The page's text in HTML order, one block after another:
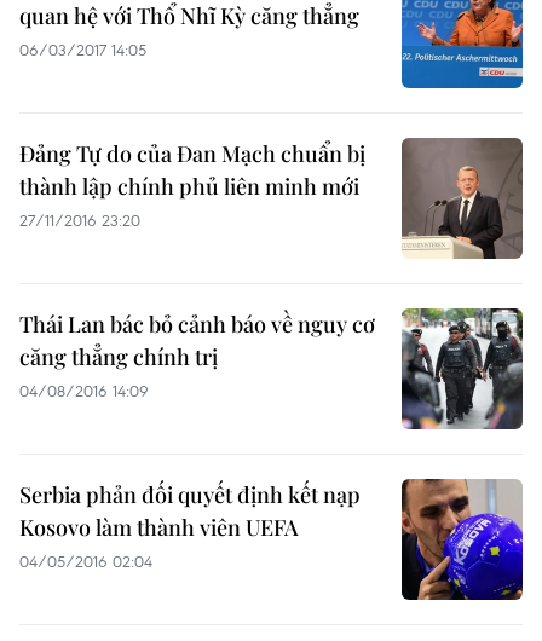
quan hệ với Thổ Nhĩ Kỳ căng thẳng
06/03/2017 14:05
Đảng Tự do của Đan Mạch chuẩn bị
thành lập chính phủ liên minh mới
27/11/2016 23:20
Thái Lan bác bỏ cảnh báo về nguy cơ
căng thẳng chính trị
04/08/2016 14:09
Serbia phản đối quyết định kết nạp
Kosovo làm thành viên UEFA
04/05/2016 02:04